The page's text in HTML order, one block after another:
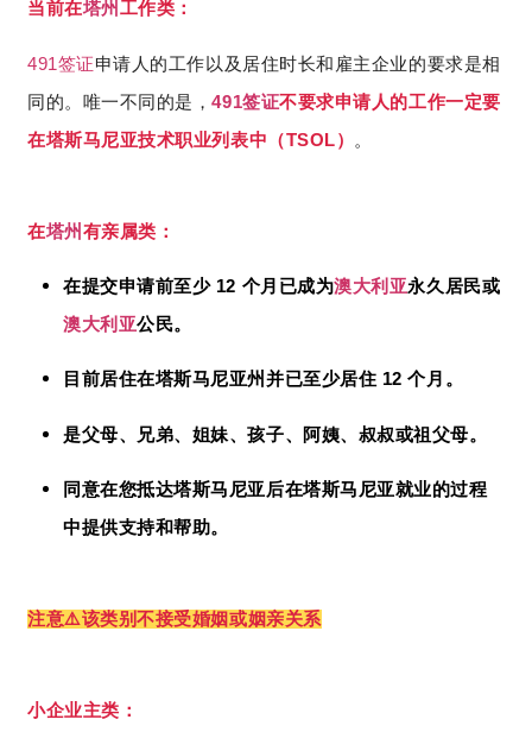
当前在塔州工作类：
491签证申请人的工作以及居住时长和雇主企业的要求是相
同的。唯一不同的是，491签证不要求申请人的工作一定要
在塔斯马尼亚技术职业列表中（TSOL） 。
在塔州有亲属类：
在提交申请前至少12 个月已成为澳大利亚永久居民或
澳大利亚公民。
目前居住在塔斯马尼亚州并已至少居住 12个月。
是父母、兄弟、姐妹、孩子、阿姨、叔叔或祖父母。
同意在您抵达塔斯马尼亚后在塔斯马尼亚就业的过程
中提供支持和帮助。
注意⚠️该类别不接受婚姻或姻亲关系
小企业主类：